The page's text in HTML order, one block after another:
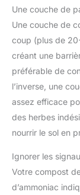
Une couche de
Une couche de
coup (plus de
créant une
préférable de
l’inverse, une
assez efficace
des herbes
nourrir le sol en
Ignorer les
Votre compost
d’ammoniac